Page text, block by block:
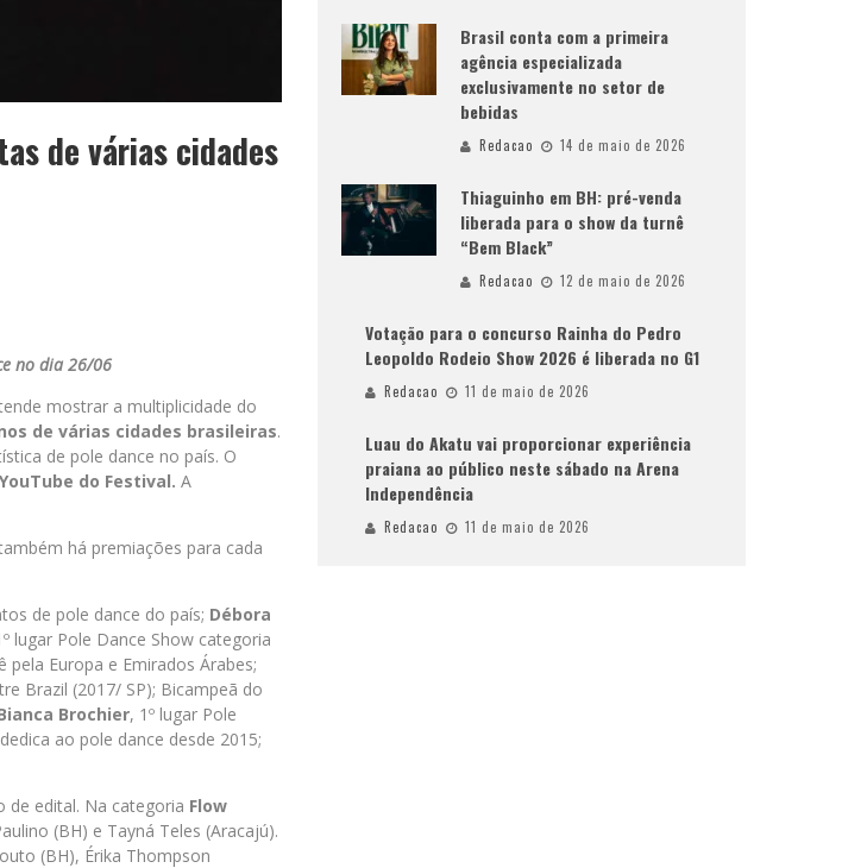
de várias cidades
no dia 26/06
mostrar a multiplicidade do
de várias cidades brasileiras.
de pole dance no país. O
do Festival. A
há premiações para cada
de pole dance do país; Débora
lugar Pole Dance Show categoria
Europa e Emirados Árabes;
Brazil (2017/ SP); Bicampeã do
Brochier, 1º lugar Pole
ao pole dance desde 2015;
de edital. Na categoria Flow
(BH) e Tayná Teles (Aracajú).
(BH), Érika Thompson
Brasil conta com a primeira
agência especializada
exclusivamente no setor de
bebidas
Redacao 14 de maio de 2026
Thiaguinho em BH: pré-venda
liberada para o show da turnê
“Bem Black”
Redacao 12 de maio de 2026
Votação para o concurso Rainha do Pedro
Leopoldo Rodeio Show 2026 é liberada no G1
Redacao 11 de maio de 2026
Luau do Akatu vai proporcionar experiência
praiana ao público neste sábado na Arena
Independência
Redacao 11 de maio de 2026